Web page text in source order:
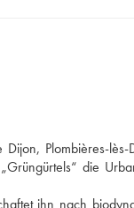
Plombières-lès-
die
ihn nach